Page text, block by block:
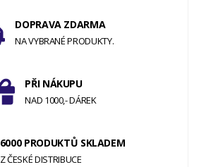
DOPRAVA ZDARMA
NA VYBRANÉ PRODUKTY.
PŘI NÁKUPU
NAD 1000,- DÁREK
6000 PRODUKTŮ SKLADEM
Z ČESKÉ DISTRIBUCE